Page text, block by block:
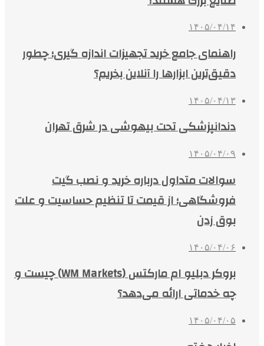
۱۴۰۵/۰۴/۱۴
راهنمای جامع خرید تجهیزات اندازه گیری؛ چطور
دقیق‌ترین ابزارها را آنلاین بخریم؟
۱۴۰۵/۰۴/۱۳
دندانپزشکی تحت بیهوشی در شرق تهران
۱۴۰۵/۰۴/۰۹
سوالات متداول درباره خرید و نصب گیت
فروشگاهی؛ از قیمت تا تنظیم حساسیت و علت
بوق زدن
۱۴۰۵/۰۴/۰۶
بروکر دبلیو ام مارکتس (WM Markets) چیست و
چه خدماتی ارائه می‌دهد؟
۱۴۰۵/۰۴/۰۵